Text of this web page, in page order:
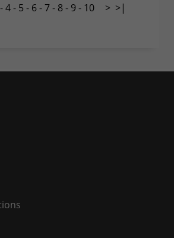
-4- 5 - 6-7- 8- 9- 10 > >|